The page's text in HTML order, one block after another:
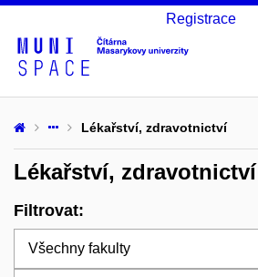
Registrace
Lékařství, zdravotnictví
Lékařství, zdravotnictví
Filtrovat: